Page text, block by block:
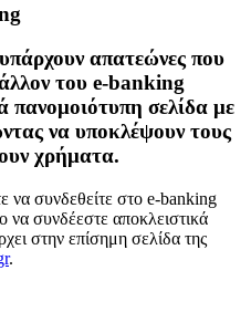
απατεώνες που
του e-banking
πανομοιότυπη σελίδα με
να υποκλέψουν τους
χρήματα.
να συνδεθείτε στο e-banking
να συνδέεστε αποκλειστικά
στην επίσημη σελίδα της
.